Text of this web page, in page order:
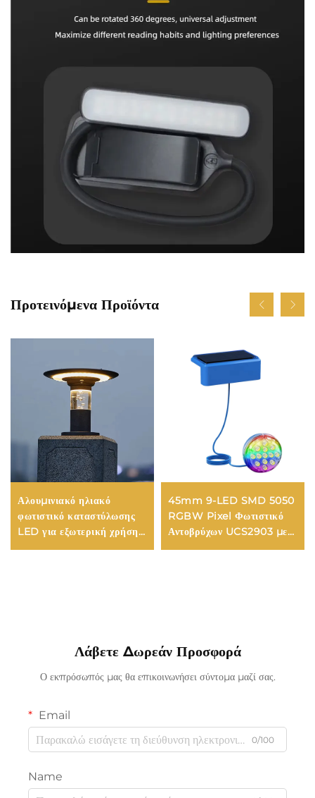
Προτεινόμενα Προϊόντα
Αλουμινιακό ηλιακό
φωτιστικό καταστύλωσης
LED για εξωτερική χρήση,
ιδιωτική αντοχής IP65, για
45mm 9-LED SMD 5050
RGBW Pixel Φωτιστικό
Αντοβρύχων UCS2903 με
DC12V/24V Γάλακτος ή
Λάβετε Δωρεάν Προσφορά
Ο εκπρόσωπός μας θα επικοινωνήσει σύντομα μαζί σας.
Email
0/100
Name